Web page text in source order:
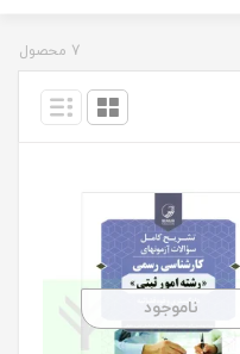
7 محصول
ناموجود